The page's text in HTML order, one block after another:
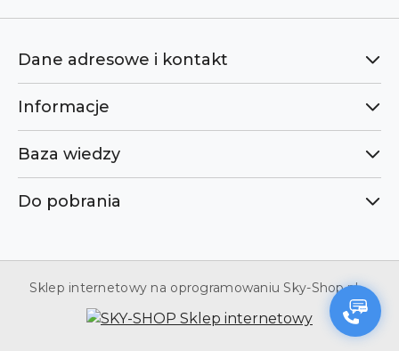
Dane adresowe i kontakt
Informacje
Baza wiedzy
Do pobrania
Sklep internetowy na oprogramowaniu Sky-Shop.pl